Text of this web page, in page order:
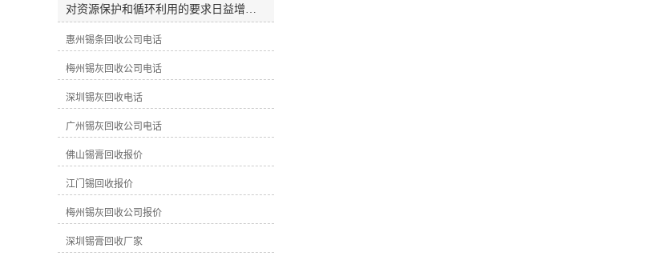
锡丝的焊接效果，选择合适的锡丝是好
的焊丝。
对资源保护和循环利用的要求日益增
加，废弃物的再生利用显得尤为重要。
在电子制造行业中，锡膏是一种重要的
有益环保的行为。那么在梅州地区，回
收一公斤锡膏可以获得怎样的报价呢？
**，要了解在回收行业中，锡膏的回收
价格受到多方面因素的影响： 1. **锡膏
纯度**：回收的锡膏纯度越高，市场**
越高。因为高纯度的锡膏可以更好地加
工再利用。在回收过程中，提取出的纯
锡数量也会影响终的回收价格。 2. **市
影响回收价格。如果市场上对锡膏的需
求量大，则回收价格可能会相应上涨；
反之，需求不足时价格可能较为稳定或
惠州锡条回收公司电话
梅州锡灰回收公司电话
深圳锡灰回收电话
广州锡灰回收公司电话
佛山锡膏回收报价
江门锡回收报价
梅州锡灰回收公司报价
深圳锡膏回收厂家